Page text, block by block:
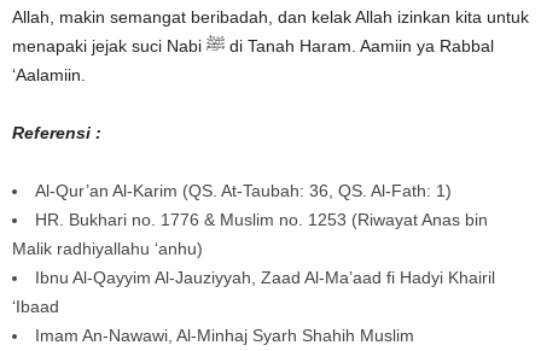
Allah, makin semangat beribadah, dan kelak Allah izinkan kita untuk
menapaki jejak suci Nabi ﷺ di Tanah Haram. Aamiin ya Rabbal
‘Aalamiin.
Referensi :
Al-Qur’an Al-Karim (QS. At-Taubah: 36, QS. Al-Fath: 1)
HR. Bukhari no. 1776 & Muslim no. 1253 (Riwayat Anas bin
Malik radhiyallahu ‘anhu)
Ibnu Al-Qayyim Al-Jauziyyah, Zaad Al-Ma’aad fi Hadyi Khairil
‘Ibaad
Imam An-Nawawi, Al-Minhaj Syarh Shahih Muslim